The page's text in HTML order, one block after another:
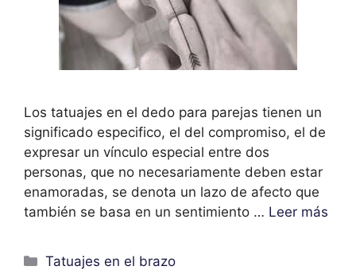
Los tatuajes en el dedo para parejas tienen un
significado especifico, el del compromiso, el de
expresar un vínculo especial entre dos
personas, que no necesariamente deben estar
enamoradas, se denota un lazo de afecto que
también se basa en un sentimiento … Leer más
Categorías
Tatuajes en el brazo